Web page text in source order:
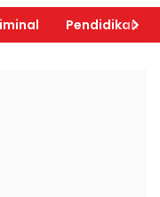
Pendidikan